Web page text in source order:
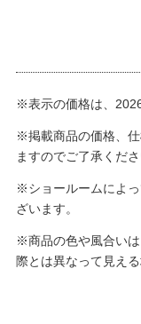
※表示の価格は、
※掲載商品の価格、
ますのでご了承くださ
※ショールームによ
ざいます。
※商品の色や風合い
際とは異なって見え